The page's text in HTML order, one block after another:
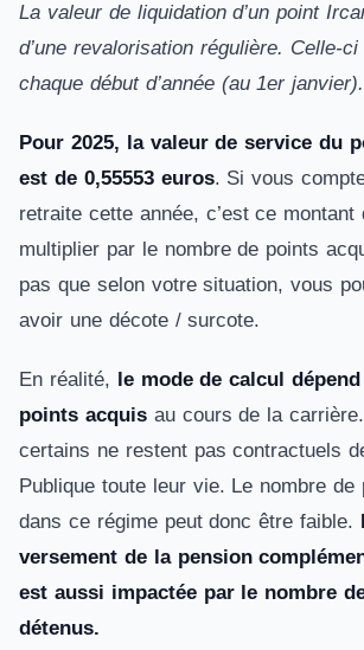
La valeur de liquidation d’un point
d’une revalorisation régulière. Celle-
chaque début d’année (au 1er janvier).
Pour 2025, la valeur de service du
est de 0,55553 euros. Si vous
retraite cette année, c’est ce montant
multiplier par le nombre de points
pas que selon votre situation, vous
avoir une décote / surcote.
En réalité, le mode de calcul
points acquisau cours de la
certains ne restent pas contractuels
Publique toute leur vie. Le nombre de
dans ce régime peut donc être faible.
versement de la pension
est aussi impactée par le nombre
détenus.